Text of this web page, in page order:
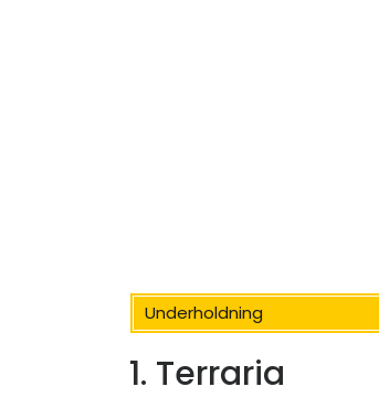
Underholdning
1. Terraria